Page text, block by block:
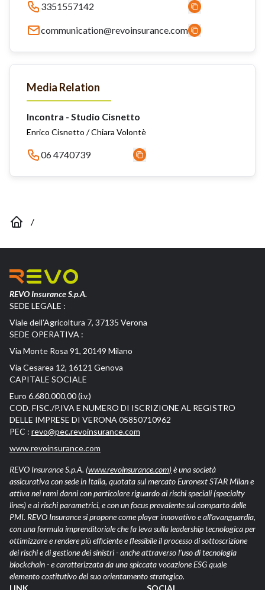
3351557142
communication@revoinsurance.com
Media Relation
Incontra - Studio Cisnetto
Enrico Cisnetto / Chiara Volontè
06 4740739
/
REVO Insurance S.p.A.
SEDE LEGALE :
Viale dell’Agricoltura 7, 37135 Verona
SEDE OPERATIVA :
Via Monte Rosa 91, 20149 Milano
Via Cesarea 12, 16121 Genova
CAPITALE SOCIALE
Euro 6.680.000,00 (i.v.)
COD. FISC./P.IVA E NUMERO DI ISCRIZIONE AL REGISTRO
DELLE IMPRESE DI VERONA 05850710962
PEC : revo@pec.revoinsurance.com
www.revoinsurance.com
REVO Insurance S.p.A. (www.revoinsurance.com)è una società
assicurativa con sede in Italia, quotata sul mercato Euronext STAR Milan e
attiva nei rami danni con particolare riguardo ai rischi speciali (specialty
lines) e ai rischi parametrici, e con un focus prevalente sul comparto delle
PMI. REVO Insurance si propone come player innovativo e all’avanguardia,
con una formula imprenditoriale che fa leva sulla leadership tecnologica per
ottimizzare e rendere più efficiente e flessibile il processo di sottoscrizione
dei rischi e di gestione dei sinistri - anche attraverso l’uso di tecnologia
blockchain - e caratterizzata da una spiccata vocazione ESG quale
elemento costitutivo del suo orientamento strategico.